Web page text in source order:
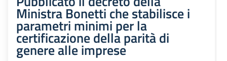
Ministra Bonetti che stabilisce i
parametri minimi per la
certificazione della parità di
genere alle imprese